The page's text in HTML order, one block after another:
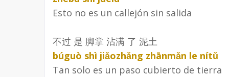
Esto no es un callejón sin salida
不过 是 脚掌 沾满 了 泥土
búguò shì jiǎozhǎng zhānmǎn le nítǔ
Tan solo es un paso cubierto de tierra